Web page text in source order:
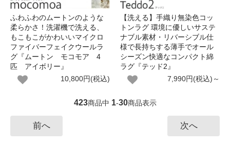
ふわふわのムートンのような
柔らかさ！洗濯機で洗える、
もこもこがかわいいマイクロ
ファイバーフェイクウールラ
グ『ムートン モコモア 4
匹 アイボリー』
10,800円(税込)
【洗える】手織り無染色コッ
トンラグ 環境に優しいサステ
ナブル素材・リバーシブル仕
様で長持ちする薄手でオール
シーズン快適なコンパクト綿
ラグ『テッド2』
7,990円(税込)～
423商品中 1-30商品表示
前へ 次へ